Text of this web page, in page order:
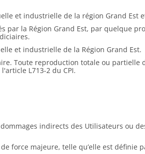
et industrielle de la région Grand Est
la Région Grand Est, par quelque
et industrielle de la Région Grand Est.
Toute reproduction totale ou partielle
L713-2 du CPI.
indirects des Utilisateurs ou
force majeure, telle qu’elle est définie